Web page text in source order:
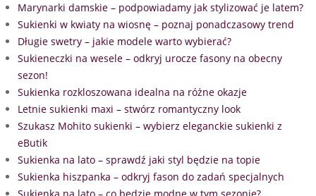
Marynarki damskie – podpowiadamy jak stylizować je latem?
Sukienki w kwiaty na wiosnę – poznaj ponadczasowy trend
Długie swetry – jakie modele warto wybierać?
Sukieneczki na wesele – odkryj urocze fasony na obecny
sezon!
Sukienka rozkloszowana idealna na różne okazje
Letnie sukienki maxi – stwórz romantyczny look
Szukasz Mohito sukienki – wybierz eleganckie sukienki z
eButik
Sukienka na lato – sprawdź jaki styl będzie na topie
Sukienka hiszpanka – odkryj fason do zadań specjalnych